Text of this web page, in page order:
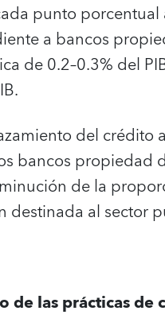
punto
a bancos
de 0.2–0.3% del
del crédito
bancos propiedad
de la
al sector
de las prácticas de